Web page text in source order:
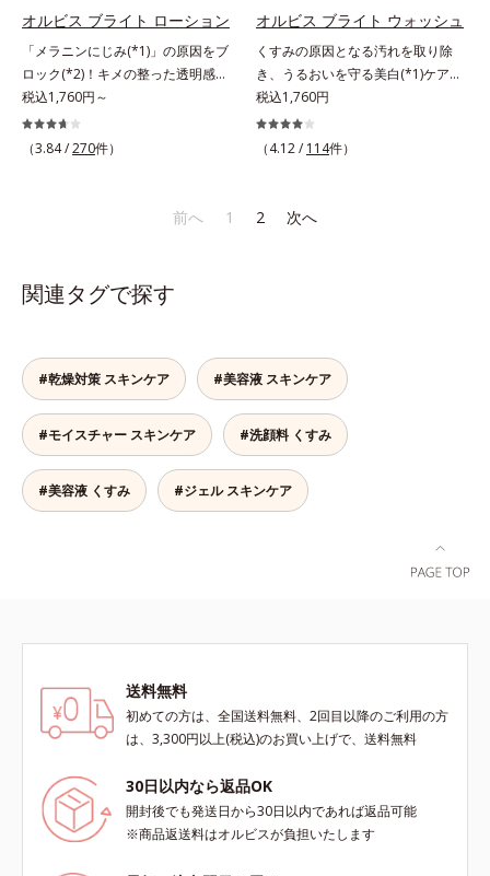
やさしくふき取るだけで、ごわつき
のない、みずみずしいやわ肌を実現
します。 * 糖化する前の古くなった
角層をふき取り、やわらかい肌を保
つこと。
C(*8)」を採用。肌奥(*6)まで浸透
ラニンの生成を食い止めます。また
オルビス独自成分の「ブライトVC
コンプレックス(*9)」が、透明感を
阻害する原因(*10)にアプローチし
ます。さらに肌表面のなめらかさや
持続性、2種の保湿成分も配合し、
タイプ（普通肌～乾性肌）*1 γ－グ
ルタミン酸ポリペプチド、２－メタ
クリロイルオキシエチルホスホリル
コリン・メタクリル酸ブチル共重合
体液*2 メラニンの生成を抑え、シ
ミ・ソバカスを防ぐ*3 日本化粧品
業界で初めてメラニンの第三のルー
53回大会で2010年10月に初めて発
表したこと*4 うるおいにより透明
(2)*10 乾燥など
オルビス ブライト ローション
「メラニンにじみ(*1)」の原因をブ
ロック(*2)！キメの整った透明感
(*3)のある肌印象へ導く美白(*2)化
粧水。業界初(*4)知見「メラニンの
第三のルート」である「横のひろが
リーズです。受けてしまった紫外線
現。シミやそばかすという「点」だ
けでなく、透明感のなさなどの
た。そこでオルビス ブライト シリ
ーズは「メラニンにじみ」に着目し
て「高圧処理ビタミンC(*7)」を採
用。肌奥(*6)まで浸透し、シミやソ
を食い止めます。またオルビス独自
成分の「ブライトVCコンプレック
湿成分も配合し、透明感を包括的に
によって、肌本来の輝きを生かして
澄み渡る、輝き透明肌を叶えます。
L＝さっぱりタイプ（脂性肌～普通
乾性肌）*1 シミ・ソバカスが肌表
面にあらわれること*2 メラニンの
生成を抑え、シミ・ソバカスを防ぐ
税込1,760円～
（3.84 /270件）
オルビス ブライト ウォッシュ
くすみの原因となる汚れを取り除
き、うるおいを守る美白(*1)ケアシ
リーズの洗顔料。業界初(*2)知見
「メラニンの第三のルート」である
「横のひろがり」に着目して、全方
てしまった紫外線ダメージをきっか
ライト シリーズは「メラニンにじ
み」に着目して「高圧処理ビタミン
C(*7)」を採用。肌奥(*5)まで浸透
し、シミやソバカスの原因となるメ
オルビス独自成分の「ブライトVC
コンプレックス(*8)」が、透明感を
す。さらに肌表面のなめらかさやみ
ずみずしさをサポートするために、
感を包括的にサポート。全方位ケア
を叶えます。L＝さっぱりタイプ
（脂性肌～普通肌）M＝しっとりタ
ンの生成を抑え、シミ・ソバカスを
防ぐ*2 日本化粧品業界で初めてメ
ラニンの第三のルートに着目し、日
税込1,760円
（4.12 / 114件）
前へ 1 2 次へ
関連タグで探す
#乾燥対策 スキンケア #美容液 スキンケア
#モイスチャー スキンケア #洗顔料 くすみ
#美容液 くすみ #ジェル スキンケア
送料無料
初めての方は、全国送料無料、2回目以降のご利用の方
は、3,300円以上(税込)のお買い上げで、送料無料
30日以内なら返品OK
開封後でも発送日から30日以内であれば返品可能
※商品返送料はオルビスが負担いたします